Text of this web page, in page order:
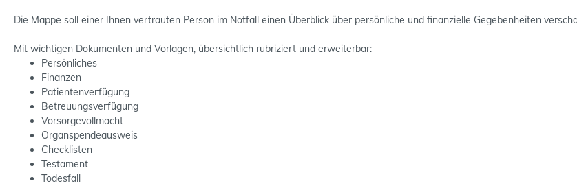
Die Mappe soll einer Ihnen vertrauten Person im Notfall einen Überblick über persönliche und finanzielle Gegebenheiten
Mit wichtigen Dokumenten und Vorlagen, übersichtlich rubriziert und erweiterbar:
Persönliches
Finanzen
Patientenverfügung
Betreuungsverfügung
Vorsorgevollmacht
Organspendeausweis
Checklisten
Testament
Todesfall